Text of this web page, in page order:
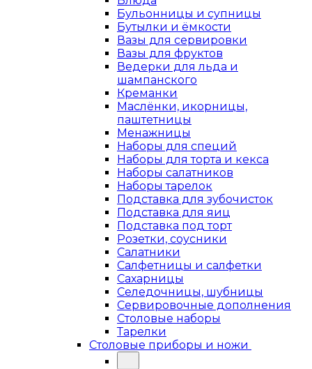
Бульонницы и супницы
Бутылки и ёмкости
Вазы для сервировки
Вазы для фруктов
Ведерки для льда и
шампанского
Креманки
Маслёнки, икорницы,
паштетницы
Менажницы
Наборы для специй
Наборы для торта и кекса
Наборы салатников
Наборы тарелок
Подставка для зубочисток
Подставка для яиц
Подставка под торт
Розетки, соусники
Салатники
Салфетницы и салфетки
Сахарницы
Селедочницы, шубницы
Сервировочные дополнения
Столовые наборы
Тарелки
Столовые приборы и ножи